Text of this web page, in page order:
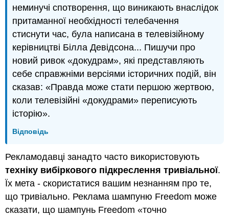
неминучі спотворення, що виникають внаслідок
притаманної необхідності телебачення
стиснути час, була написана в телевізійному
керівництві Білла Девідсона... Пишучи про
новий ривок «докудрам», які представляють
себе справжніми версіями історичних подій, він
сказав: «Правда може стати першою жертвою,
коли телевізійні «докудрами» переписують
історію».
Відповідь
Рекламодавці занадто часто використовують
техніку вибіркового підкреслення тривіальної.
Їх мета - скористатися вашим незнанням про те,
що тривіально. Реклама шампуню Freedom може
сказати, що шампунь Freedom «точно